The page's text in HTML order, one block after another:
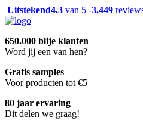
Uitstekend4.3 van 5 -3.449
650.000 blije klanten
Word jij een van hen?
Gratis samples
Voor producten tot €5
80 jaar ervaring
Dit delen we graag!